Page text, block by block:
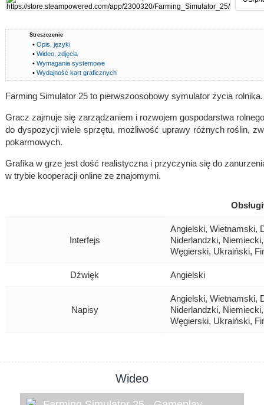
Streszczenie
•Opis, języki
•Wideo, zdjęcia
•Wymagania systemowe
•Wydajność kart graficznych
Farming Simulator 25 to pierwszoosobowy symulator życia rolnika.
Gracz zajmuje się zarządzaniem i rozwojem gospodarstwa
do dyspozycji wiele sprzętu, możliwość uprawy różnych roślin,
pokarmowych.
Grafika w grze jest dość realistyczna i przyczynia się do
w trybie kooperacji online ze znajomymi.
Interfejs
Angielski, Wietnamski,
Niderlandzki,
Węgierski, Ukraiński,
Dźwięk Angielski
Napisy
Angielski, Wietnamski,
Niderlandzki,
Węgierski, Ukraiński,
Wideo